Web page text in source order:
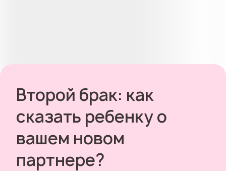
Второй брак: как
сказать ребенку о
вашем новом
партнере?